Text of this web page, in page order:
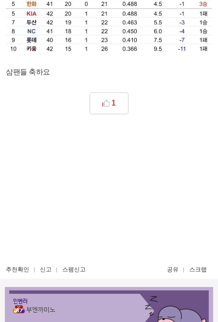
삼팬들 축하요
1
추천확인 신고 스팸신고 공유 스크랩
인벤러
부엔까미노